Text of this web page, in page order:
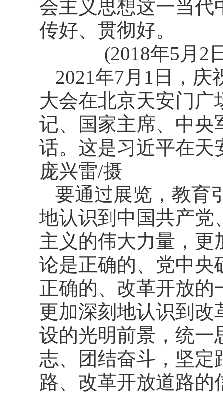
会主义思想这一当代
传好、贯彻好。
(2018年5月2
2021年7月1日，庆
大会在北京天安门广
记、国家主席、中央
话。这是习近平在天
庞兴雷/摄
要通过展览，教育
地认识到中国共产党
主义的伟大力量，
论是正确的、党中央
正确的、改革开放的
更加深刻地认识到改
设的光明前景，统一
志、团结奋斗，坚定
路、改革开放道路的